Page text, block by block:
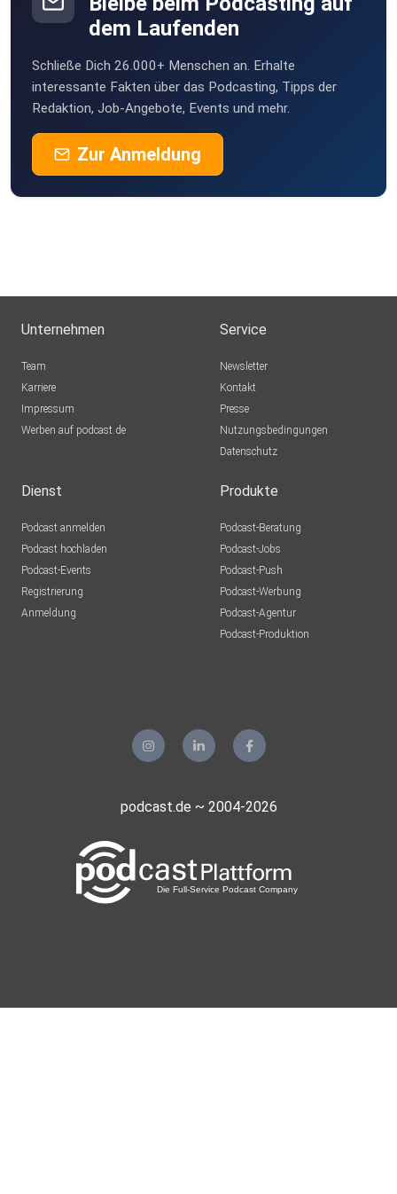
dem Laufenden
Schließe Dich 26.000+ Menschen an. Erhalte
interessante Fakten über das Podcasting, Tipps der
Redaktion, Job-Angebote, Events und mehr.
Zur Anmeldung
Unternehmen
Team
Karriere
Impressum
Werben auf podcast.de
Service
Newsletter
Kontakt
Presse
Nutzungsbedingungen
Datenschutz
Dienst
Podcast anmelden
Podcast hochladen
Podcast-Events
Registrierung
Anmeldung
Produkte
Podcast-Beratung
Podcast-Jobs
Podcast-Push
Podcast-Werbung
Podcast-Agentur
Podcast-Produktion
podcast.de ~ 2004-2026